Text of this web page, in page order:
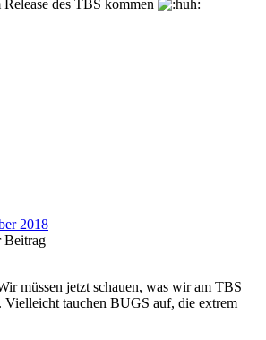
Release des TBS kommen
2018
müssen jetzt schauen, was wir am TBS
Vielleicht tauchen BUGS auf, die extrem